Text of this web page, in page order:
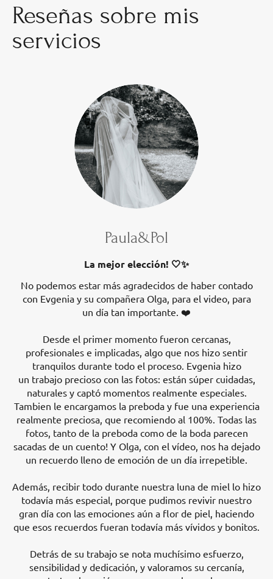
Reseñas sobre mis
servicios
Paula&Pol
La mejor elección! 🤍✨
No podemos estar más agradecidos de haber contado
con Evgenia y su compañera Olga, para el video, para
un día tan importante. ❤️
Desde el primer momento fueron cercanas,
profesionales e implicadas, algo que nos hizo sentir
tranquilos durante todo el proceso. Evgenia hizo
un trabajo precioso con las fotos: están súper cuidadas,
naturales y captó momentos realmente especiales.
Tambien le encargamos la preboda y fue una experiencia
realmente preciosa, que recomiendo al 100%. Todas las
fotos, tanto de la preboda como de la boda parecen
sacadas de un cuento! Y Olga, con el vídeo, nos ha dejado
un recuerdo lleno de emoción de un día irrepetible.
Además, recibir todo durante nuestra luna de miel lo hizo
todavía más especial, porque pudimos revivir nuestro
gran día con las emociones aún a flor de piel, haciendo
que esos recuerdos fueran todavía más vívidos y bonitos.
Detrás de su trabajo se nota muchísimo esfuerzo,
sensibilidad y dedicación, y valoramos su cercanía,